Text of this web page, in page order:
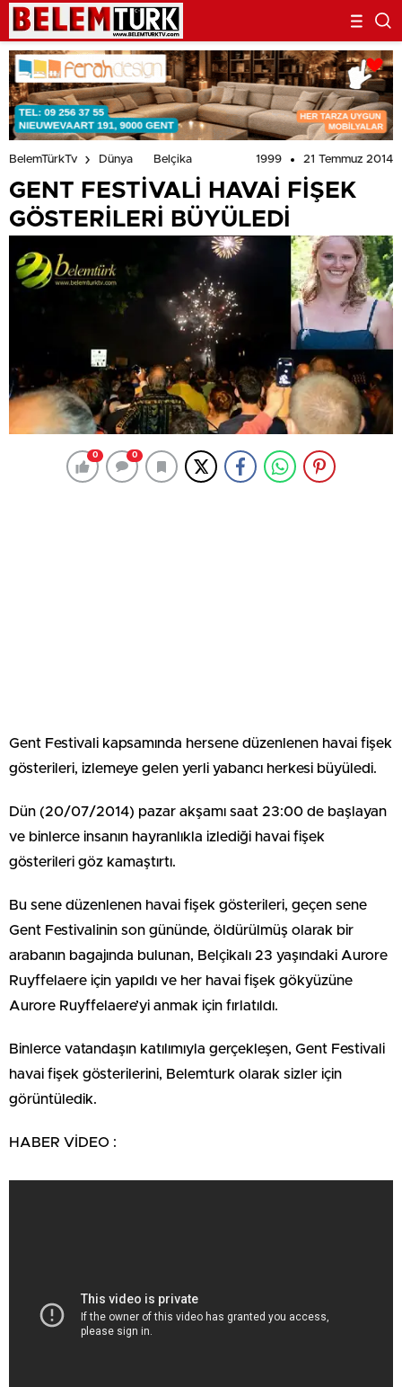
BelemTürkTv Dünya Belçika 1999 21 Temmuz 2014
GENT FESTİVALİ HAVAİ FİŞEK
GÖSTERİLERİ BÜYÜLEDİ
0 0
Gent Festivali kapsamında hersene düzenlenen havai fişek
gösterileri, izlemeye gelen yerli yabancı herkesi büyüledi.
Dün (20/07/2014) pazar akşamı saat 23:00 de başlayan
ve binlerce insanın hayranlıkla izlediği havai fişek
gösterileri göz kamaştırtı.
Bu sene düzenlenen havai fişek gösterileri, geçen sene
Gent Festivalinin son gününde, öldürülmüş olarak bir
arabanın bagajında bulunan, Belçikalı 23 yaşındaki Aurore
Ruyffelaere için yapıldı ve her havai fişek gökyüzüne
Aurore Ruyffelaere’yi anmak için fırlatıldı.
Binlerce vatandaşın katılımıyla gerçekleşen, Gent Festivali
havai fişek gösterilerini, Belemturk olarak sizler için
görüntüledik.
HABER VİDEO :